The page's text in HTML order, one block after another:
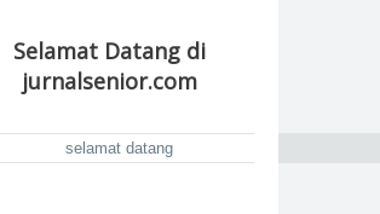
Selamat Datang di
jurnalsenior.com